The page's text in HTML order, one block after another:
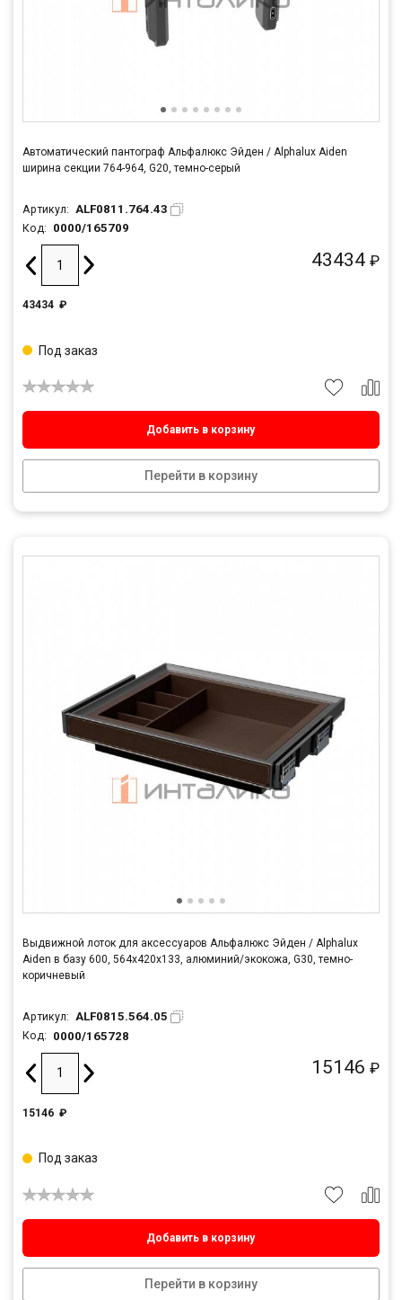
Автоматический пантограф Альфалюкс Эйден / Alphalux Aiden
ширина секции 764-964, G20, темно-серый
Артикул: ALF0811.764.43
Код: 0000/165709
43434 ₽
43434 ₽
Добавить в корзину
Перейти в корзину
Под заказ
Выдвижной лоток для аксессуаров Альфалюкс Эйден / Alphalux
Aiden в базу 600, 564х420х133, алюминий/экокожа, G30, темно-
коричневый
Артикул: ALF0815.564.05
Код: 0000/165728
15146 ₽
15146 ₽
Добавить в корзину
Перейти в корзину
Под заказ